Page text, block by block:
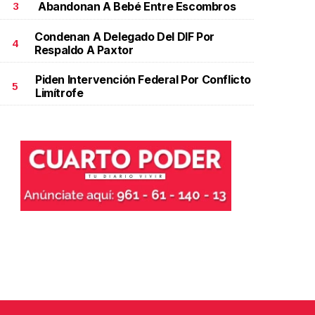
3 Abandonan A Bebé Entre Escombros
4
Condenan A Delegado Del DIF Por
Respaldo A Paxtor
5
Piden Intervención Federal Por Conflicto
Limítrofe